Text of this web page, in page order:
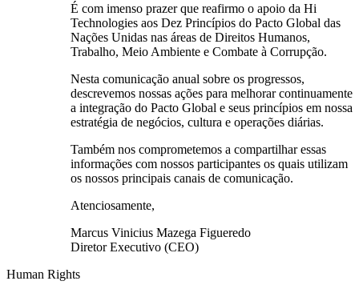
É com imenso prazer que reafirmo o apoio da Hi
Technologies aos Dez Princípios do Pacto Global das
Nações Unidas nas áreas de Direitos Humanos,
Trabalho, Meio Ambiente e Combate à Corrupção.
Nesta comunicação anual sobre os progressos,
descrevemos nossas ações para melhorar continuamente
a integração do Pacto Global e seus princípios em nossa
estratégia de negócios, cultura e operações diárias.
Também nos comprometemos a compartilhar essas
informações com nossos participantes os quais utilizam
os nossos principais canais de comunicação.
Atenciosamente,
Marcus Vinicius Mazega Figueredo
Diretor Executivo (CEO)
Human Rights